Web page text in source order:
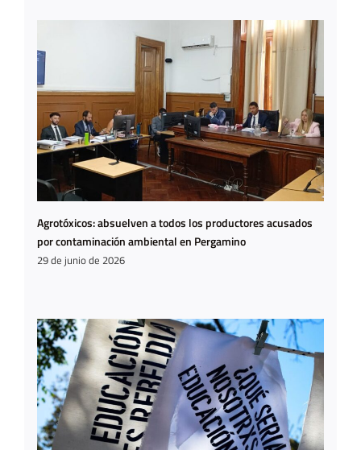
Agrotóxicos: absuelven a todos los productores acusados
por contaminación ambiental en Pergamino
29 de junio de 2026